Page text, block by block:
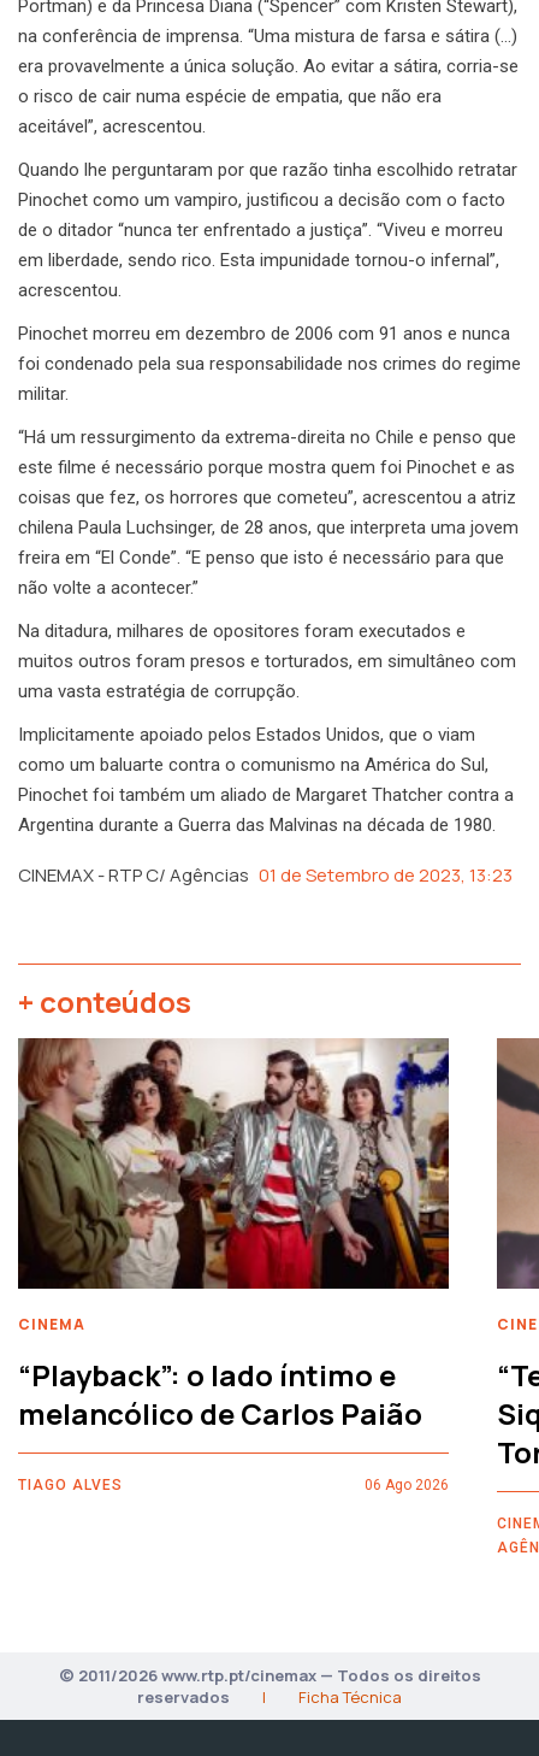
Portman) e da Princesa Diana (“Spencer” com Kristen Stewart),
na conferência de imprensa. “Uma mistura de farsa e sátira (…)
era provavelmente a única solução. Ao evitar a sátira, corria-se
o risco de cair numa espécie de empatia, que não era
aceitável”, acrescentou.
Quando lhe perguntaram por que razão tinha escolhido retratar
Pinochet como um vampiro, justificou a decisão com o facto
de o ditador “nunca ter enfrentado a justiça”. “Viveu e morreu
em liberdade, sendo rico. Esta impunidade tornou-o infernal”,
acrescentou.
Pinochet morreu em dezembro de 2006 com 91 anos e nunca
foi condenado pela sua responsabilidade nos crimes do regime
militar.
“Há um ressurgimento da extrema-direita no Chile e penso que
este filme é necessário porque mostra quem foi Pinochet e as
coisas que fez, os horrores que cometeu”, acrescentou a atriz
chilena Paula Luchsinger, de 28 anos, que interpreta uma jovem
freira em “El Conde”. “E penso que isto é necessário para que
não volte a acontecer.”
Na ditadura, milhares de opositores foram executados e
muitos outros foram presos e torturados, em simultâneo com
uma vasta estratégia de corrupção.
Implicitamente apoiado pelos Estados Unidos, que o viam
como um baluarte contra o comunismo na América do Sul,
Pinochet foi também um aliado de Margaret Thatcher contra a
Argentina durante a Guerra das Malvinas na década de 1980.
CINEMAX - RTP C/ Agências 01 de Setembro de 2023, 13:23
+ conteúdos
CINEMA
“Playback”: o lado íntimo e
melancólico de Carlos Paião
TIAGO ALVES 06 Ago 2026
© 2011/2026 www.rtp.pt/cinemax — Todos os direitos
reservados
| Ficha Técnica